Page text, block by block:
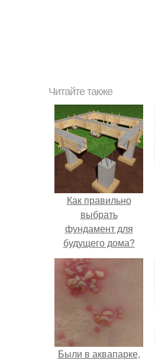
Читайте также
Как правильно
выбрать
фундамент для
будущего дома?
Были в аквапарке,